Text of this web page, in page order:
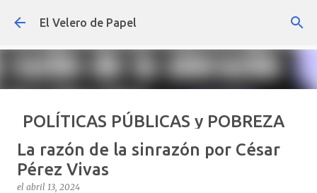
Ir al contenido principal
El Velero de Papel
POLÍTICAS PÚBLICAS y POBREZA
POR ARTURO MOLINA
elseptiembre 22, 2024
OPINIÓN POLÍTICAS PÚBLICAS Y POBREZA
La razón de la sinrazón por César
Pérez Vivas
el abril 13, 2024